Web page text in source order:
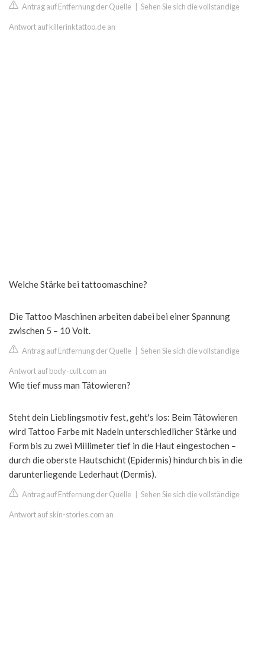
Antrag auf Entfernung der Quelle Sehen Sie sich die vollständige
Antwort auf killerinktattoo.de an
Welche Stärke bei tattoomaschine?
Die Tattoo Maschinen arbeiten dabei bei einer Spannung
zwischen 5 – 10 Volt.
Antrag auf Entfernung der Quelle Sehen Sie sich die vollständige
Antwort auf body-cult.com an
Wie tief muss man Tätowieren?
Steht dein Lieblingsmotiv fest, geht's los: Beim Tätowieren
wird Tattoo Farbe mit Nadeln unterschiedlicher Stärke und
Form bis zu zwei Millimeter tief in die Haut eingestochen –
durch die oberste Hautschicht (Epidermis) hindurch bis in die
darunterliegende Lederhaut (Dermis).
Antrag auf Entfernung der Quelle Sehen Sie sich die vollständige
Antwort auf skin-stories.com an